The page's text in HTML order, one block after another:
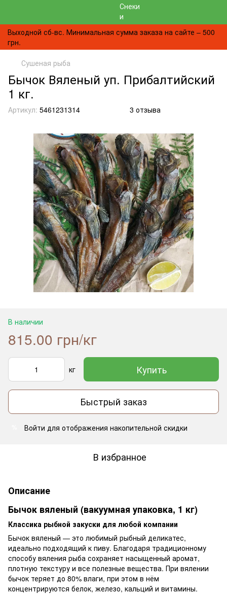
Выходной сб-вс. Минимальная сумма заказа на сайте – 500
грн.
Сушеная рыба
Бычок Вяленый уп. Прибалтийский
1 кг.
Артикул: 5461231314 3 отзыва
В наличии
815.00 грн/кг
кг Купить
Быстрый заказ
Войти для отображения накопительной скидки
В избранное
Описание
Бычок вяленый (вакуумная упаковка, 1 кг)
Классика рыбной закуски для любой компании
Бычок вяленый — это любимый рыбный деликатес,
идеально подходящий к пиву. Благодаря традиционному
способу вяления рыба сохраняет насыщенный аромат,
плотную текстуру и все полезные вещества. При вялении
бычок теряет до 80% влаги, при этом в нём
концентрируются белок, железо, кальций и витамины.